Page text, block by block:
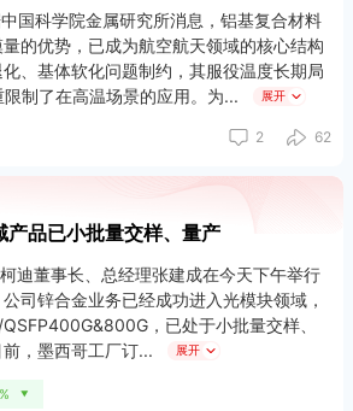
个转变”等重要要求，着力提高防范应对自
预防，加强灾害监测预警，坚持高科技
好专家和“老把式”作用，紧盯山洪、地质灾
雨等高风险时段，强化巡查防守。要加强
强化基层干部专题培训和群众科普宣教。
高原高寒、“三断”等极端复杂情况，提升
群众生命财产安全。
国科学院金属研究所消息，铝基复合材料
的优势，已成为航空航天领域的核心结构
、基体软化问题制约，其服役温度长期局
制了在高温场景的应用。为
展开
2 62
产品已小批量交样、量产
迪董事长、总经理张建成在今天下午举行
司锌合金业务已经成功进入光模块领域，
，已处于小批量交样、
，墨西哥工厂订
展开
▼